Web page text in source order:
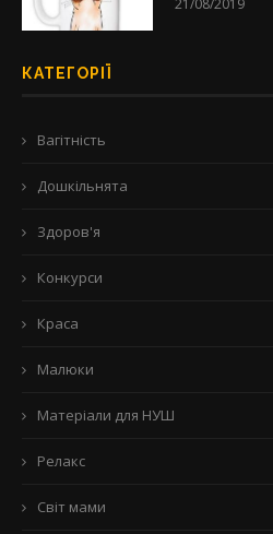
21/08/2019
КАТЕГОРІЇ
Вагітність
Дошкільнята
Здоров'я
Конкурси
Краса
Малюки
Матеріали для НУШ
Релакс
Світ мами